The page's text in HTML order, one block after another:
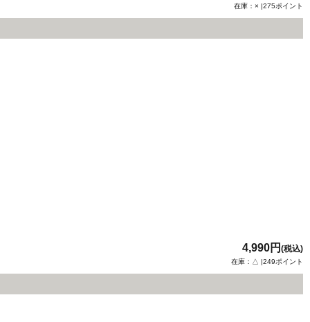
在庫：× |275ポイント
4,990円 (税込)
在庫：△ |249ポイント